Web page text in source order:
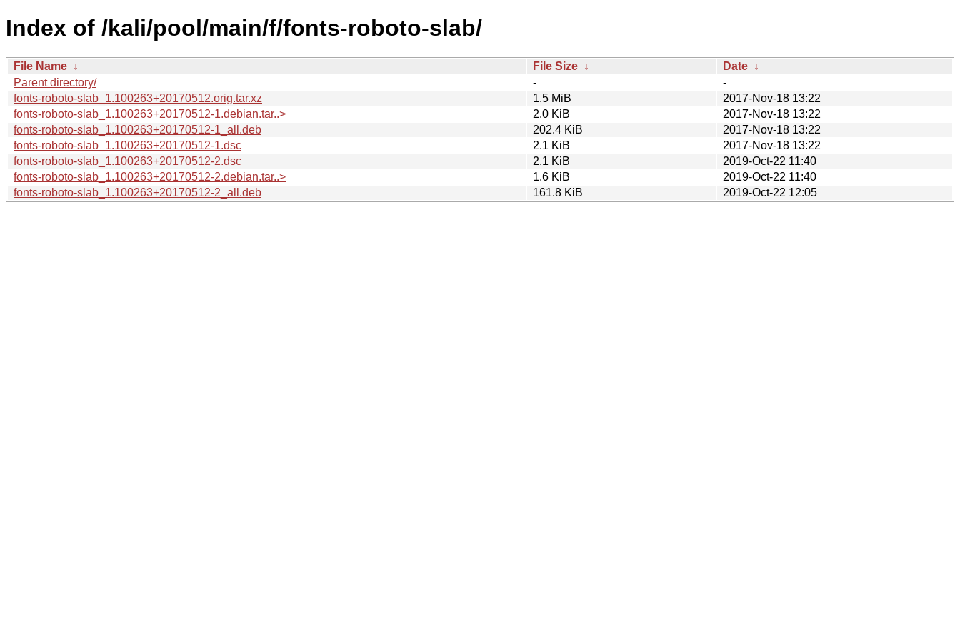
Index of /kali/pool/main/f/fonts-roboto-slab/
File Name ↓ File Size ↓ Date ↓
Parent directory/
-
-
fonts-roboto-slab_1.100263+20170512.orig.tar.xz
1.5 MiB
2017-Nov-18 13:22
fonts-roboto-slab_1.100263+20170512-1.debian.tar..>
2.0 KiB
2017-Nov-18 13:22
fonts-roboto-slab_1.100263+20170512-1_all.deb
202.4 KiB
2017-Nov-18 13:22
fonts-roboto-slab_1.100263+20170512-1.dsc
2.1 KiB
2017-Nov-18 13:22
fonts-roboto-slab_1.100263+20170512-2.dsc
2.1 KiB
2019-Oct-22 11:40
fonts-roboto-slab_1.100263+20170512-2.debian.tar..>
1.6 KiB
2019-Oct-22 11:40
fonts-roboto-slab_1.100263+20170512-2_all.deb
161.8 KiB 2019-Oct-22 12:05